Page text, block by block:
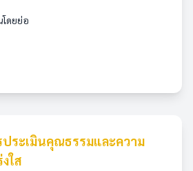
โดยย่อ
ประเมินคุณธรรมและความ
ใส